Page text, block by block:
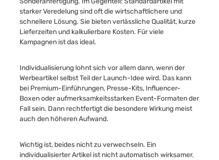
starker Veredelung sind oft die wirtschaftlichere und
schnellere Lösung. Sie bieten verlässliche Qualität, kurze
Lieferzeiten und kalkulierbare Kosten. Für viele
Kampagnen ist das ideal.
Individualisierung lohnt sich vor allem dann, wenn der
Werbeartikel selbst Teil der Launch-Idee wird. Das kann
bei Premium-Einführungen, Presse-Kits, Influencer-
Boxen oder aufmerksamkeitsstarken Event-Formaten der
Fall sein. Dann rechtfertigt die besondere Wirkung meist
auch den höheren Aufwand.
Wichtig ist, beides nicht zu verwechseln. Ein
individualisierter Artikel ist nicht automatisch wirksamer.